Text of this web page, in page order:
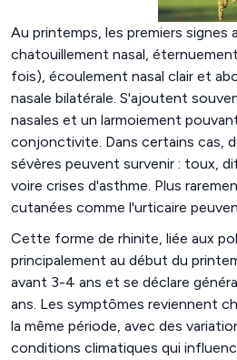
Au printemps, les premiers signes
chatouillement nasal,
fois), écoulement nasal clair et
nasale bilatérale. S'ajoutent
nasales et un larmoiement
conjonctivite. Dans certains cas,
sévères peuvent survenir : toux,
voire crises d'asthme. Plus
cutanées comme l'urticaire
Cette forme de rhinite, liée aux
principalement au début du
avant 3-4 ans et se déclare
ans. Les symptômes reviennent
la même période, avec des
conditions climatiques qui